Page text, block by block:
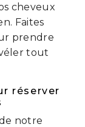
cheveux
Faites
prendre
tout
réserver
notre